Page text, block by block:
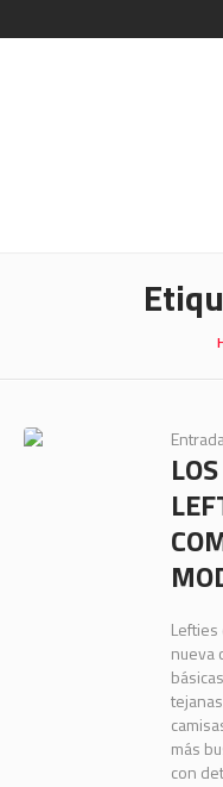
nueva
más
con